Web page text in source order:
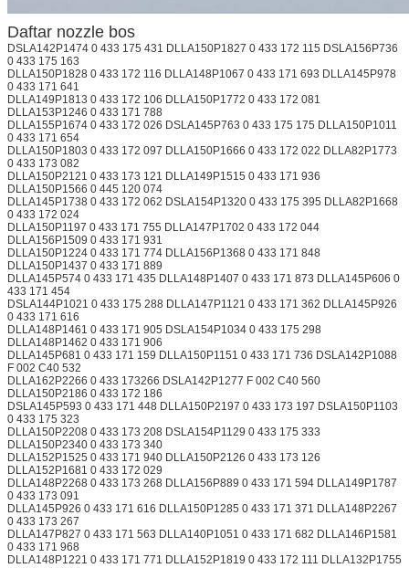
Daftar nozzle bos
DSLA142P1474 0 433 175 431 DLLA150P1827 0 433 172 115 DSLA156P736
0 433 175 163
DLLA150P1828 0 433 172 116 DLLA148P1067 0 433 171 693 DLLA145P978
0 433 171 641
DLLA149P1813 0 433 172 106 DLLA150P1772 0 433 172 081
DLLA153P1246 0 433 171 788
DLLA155P1674 0 433 172 026 DSLA145P763 0 433 175 175 DLLA150P1011
0 433 171 654
DLLA150P1803 0 433 172 097 DLLA150P1666 0 433 172 022 DLLA82P1773
0 433 173 082
DLLA150P2121 0 433 173 121 DLLA149P1515 0 433 171 936
DLLA150P1566 0 445 120 074
DLLA145P1738 0 433 172 062 DSLA154P1320 0 433 175 395 DLLA82P1668
0 433 172 024
DLLA150P1197 0 433 171 755 DLLA147P1702 0 433 172 044
DLLA156P1509 0 433 171 931
DLLA150P1224 0 433 171 774 DLLA156P1368 0 433 171 848
DLLA150P1437 0 433 171 889
DLLA145P574 0 433 171 435 DLLA148P1407 0 433 171 873 DLLA145P606 0
433 171 454
DSLA144P1021 0 433 175 288 DLLA147P1121 0 433 171 362 DLLA145P926
0 433 171 616
DLLA148P1461 0 433 171 905 DSLA154P1034 0 433 175 298
DLLA148P1462 0 433 171 906
DLLA145P681 0 433 171 159 DLLA150P1151 0 433 171 736 DSLA142P1088
F 002 C40 532
DLLA162P2266 0 433 173266 DSLA142P1277 F 002 C40 560
DLLA150P2186 0 433 172 186
DSLA145P593 0 433 171 448 DLLA150P2197 0 433 173 197 DSLA150P1103
0 433 175 323
DLLA150P2208 0 433 173 208 DSLA154P1129 0 433 175 333
DLLA150P2340 0 433 173 340
DLLA152P1525 0 433 171 940 DLLA150P2126 0 433 173 126
DLLA152P1681 0 433 172 029
DLLA148P2268 0 433 173 268 DLLA156P889 0 433 171 594 DLLA149P1787
0 433 173 091
DLLA145P926 0 433 171 616 DLLA150P1285 0 433 171 371 DLLA148P2267
0 433 173 267
DLLA147P827 0 433 171 563 DLLA140P1051 0 433 171 682 DLLA146P1581
0 433 171 968
DLLA148P1221 0 433 171 771 DLLA152P1819 0 433 172 111 DLLA132P1755